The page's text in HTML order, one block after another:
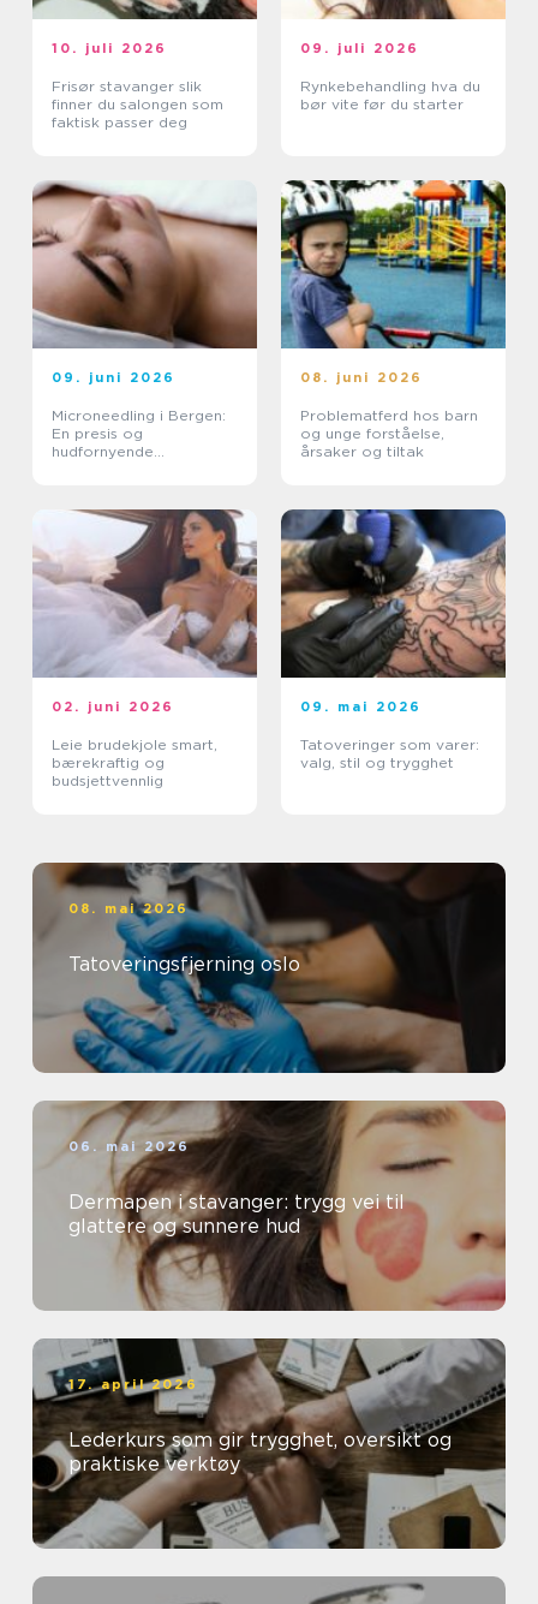
10. juli 2026
Frisør stavanger slik
finner du salongen som
faktisk passer deg
09. juli 2026
Rynkebehandling hva du
bør vite før du starter
09. juni 2026
Microneedling i Bergen:
En presis og
hudfornyende
08. juni 2026
Problematferd hos barn
og unge forståelse,
årsaker og tiltak
02. juni 2026
Leie brudekjole smart,
bærekraftig og
budsjettvennlig
09. mai 2026
Tatoveringer som varer:
valg, stil og trygghet
08. mai 2026
Tatoveringsfjerning oslo
06. mai 2026
Dermapen i stavanger: trygg vei til
glattere og sunnere hud
17. april 2026
Lederkurs som gir trygghet, oversikt og
praktiske verktøy